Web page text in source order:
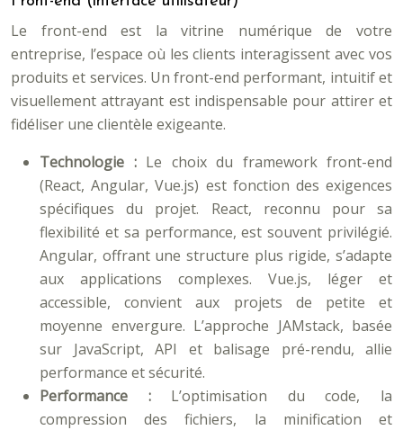
Le front-end est la vitrine numérique de votre
entreprise, l’espace où les clients interagissent avec vos
produits et services. Un front-end performant, intuitif et
visuellement attrayant est indispensable pour attirer et
fidéliser une clientèle exigeante.
Technologie : Le choix du framework front-end
(React, Angular, Vue.js) est fonction des exigences
spécifiques du projet. React, reconnu pour sa
flexibilité et sa performance, est souvent privilégié.
Angular, offrant une structure plus rigide, s’adapte
aux applications complexes. Vue.js, léger et
accessible, convient aux projets de petite et
moyenne envergure. L’approche JAMstack, basée
sur JavaScript, API et balisage pré-rendu, allie
performance et sécurité.
Performance : L’optimisation du code, la
compression des fichiers, la minification et